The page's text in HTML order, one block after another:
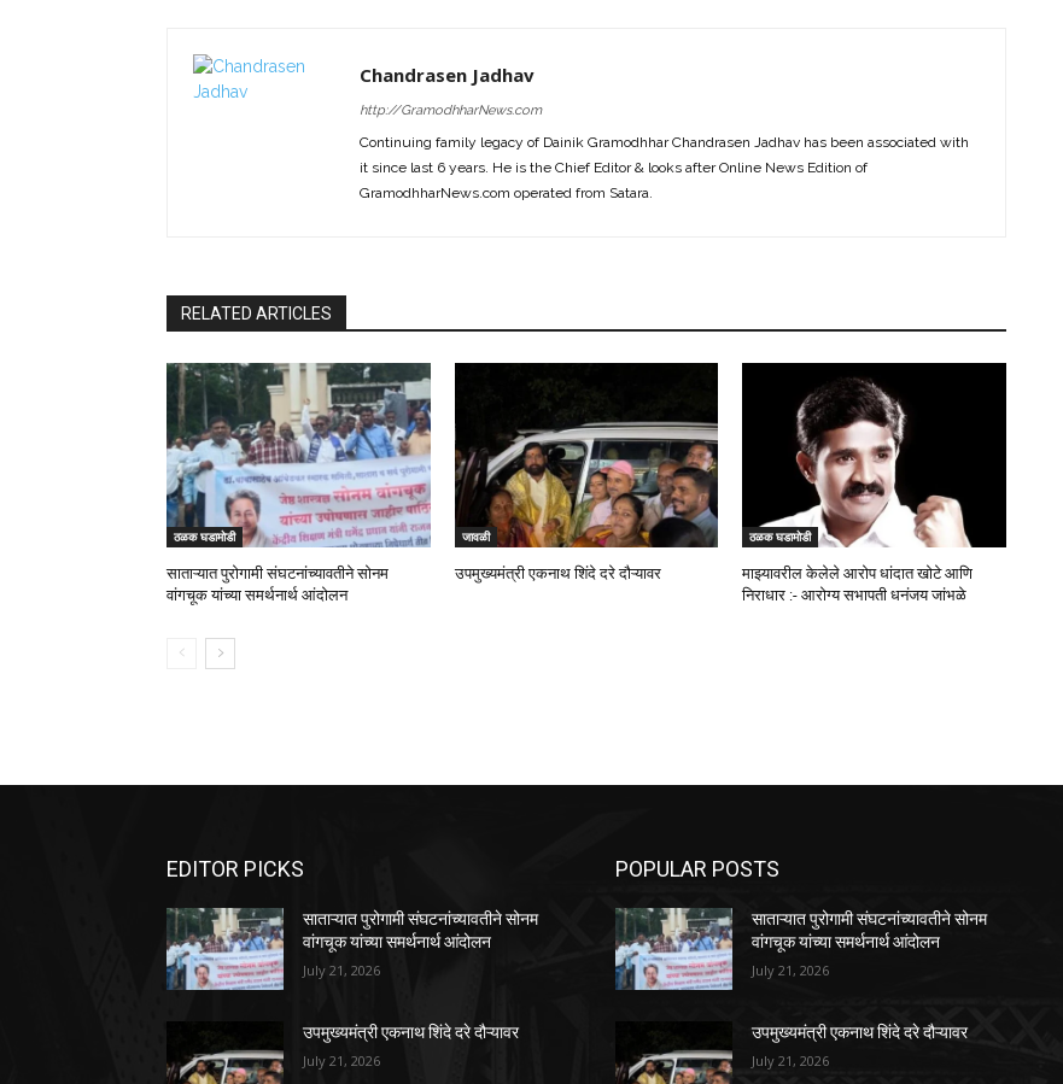
Chandrasen Jadhav
http://GramodhharNews.com
Continuing family legacy of Dainik Gramodhhar Chandrasen Jadhav has been associated with
it since last 6 years. He is the Chief Editor & looks after Online News Edition of
GramodhharNews.com operated from Satara.
RELATED ARTICLES
ठळक घडामोडी
साताऱ्यात पुरोगामी संघटनांच्यावतीने सोनम
वांगचूक यांच्या समर्थनार्थ आंदोलन
जावळी
उपमुख्यमंत्री एकनाथ शिंदे दरे दौऱ्यावर
ठळक घडामोडी
माझ्यावरील केलेले आरोप धांदात खोटे आणि
निराधार :- आरोग्य सभापती धनंजय जांभळे
EDITOR PICKS
साताऱ्यात पुरोगामी संघटनांच्यावतीने सोनम
वांगचूक यांच्या समर्थनार्थ आंदोलन
July 21, 2026
उपमुख्यमंत्री एकनाथ शिंदे दरे दौऱ्यावर
July 21, 2026
POPULAR POSTS
साताऱ्यात पुरोगामी संघटनांच्यावतीने सोनम
वांगचूक यांच्या समर्थनार्थ आंदोलन
July 21, 2026
उपमुख्यमंत्री एकनाथ शिंदे दरे दौऱ्यावर
July 21, 2026